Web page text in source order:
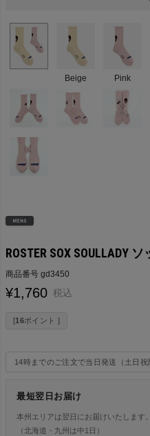
Beige Pink
ROSTER SOX SOULLADY
商品番号 gd3450
¥1,760 税込
[16ポイント ]
14時までのご注文で当日発送（土日祝
最短翌日お届け
本州エリアは翌日にお届けいたします。
（北海道・九州は中1日）